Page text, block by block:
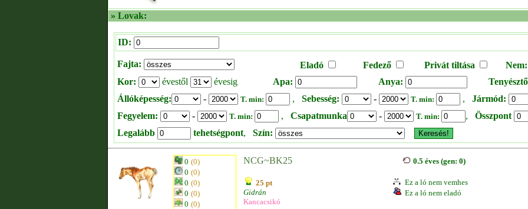
» Lovak:
ID:
Fajta: Eladó Fedező Privát tiltása
Nem:
Kor:
évestől évesig Apa: Anya:
Állóképesség:
- T. min: , Sebesség: - T. min: , Jármód:
Fegyelem: - T. min: , Csapatmunka - T. min: , Összpont
Legalább
tehetségpont, Szín:
0 (0)
0 (0)
0 (0)
0 (0)
0 (0)
NCG~BK25
25 pt
Gidrán
Kancacsikó
0.5 éves (gen: 0)
Ez a ló nem vemhes
Ez a ló nem eladó